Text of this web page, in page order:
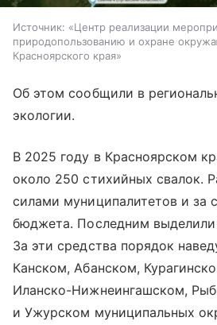
Источник: «Центр реализации
природопользованию и охране
Красноярского края»
Об этом сообщили в
экологии.
В 2025 году в Красноярском
около 250 стихийных свалок.
силами муниципалитетов и за
бюджета. Последним
За эти средства порядок
Канском, Абанском,
Иланско-Нижнеингашском,
и Ужурском муниципальных